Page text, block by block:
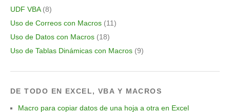
UDF VBA(8)
Uso de Correos con Macros (11)
Uso de Datos con Macros (18)
Uso de Tablas Dinámicas con Macros (9)
DE TODO EN EXCEL, VBA Y MACROS
Macro para copiar datos de una hoja a otra en Excel